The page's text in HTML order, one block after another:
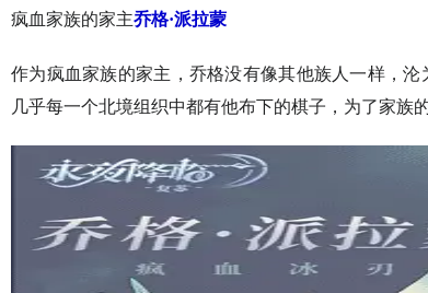
疯血家族的家主乔格·派拉蒙
作为疯血家族的家主，乔格没有像其他族人一样，
几乎每一个北境组织中都有他布下的棋子，为了家族